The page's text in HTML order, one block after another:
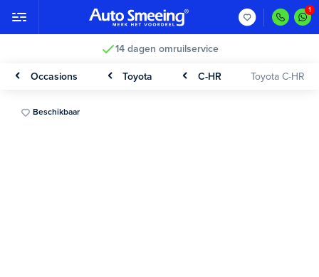
14 dagen omruilservice
Occasions Toyota C-HR Toyota C-HR
Beschikbaar